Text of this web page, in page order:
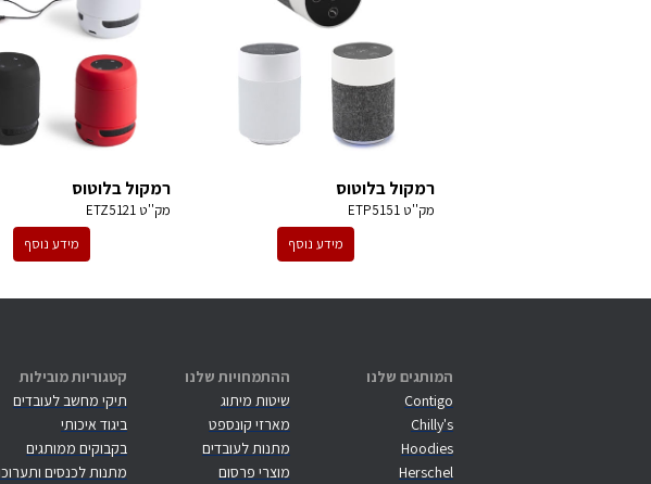
רמקול בלוטוס
מק''טETP5151
מידע נוסף
רמקול בלוטוס
מק''טETZ5121
מידע נוסף
המותגים שלנו
Contigo
Chilly's
Hoodies
Herschel
ההתמחויות שלנו
שיטות מיתוג
מארזי קונספט
מתנות לעובדים
מוצרי פרסום
קטגוריות מובילות
תיקי מחשב לעובדים
ביגוד איכותי
בקבוקים ממותגים
מתנות לכנסים